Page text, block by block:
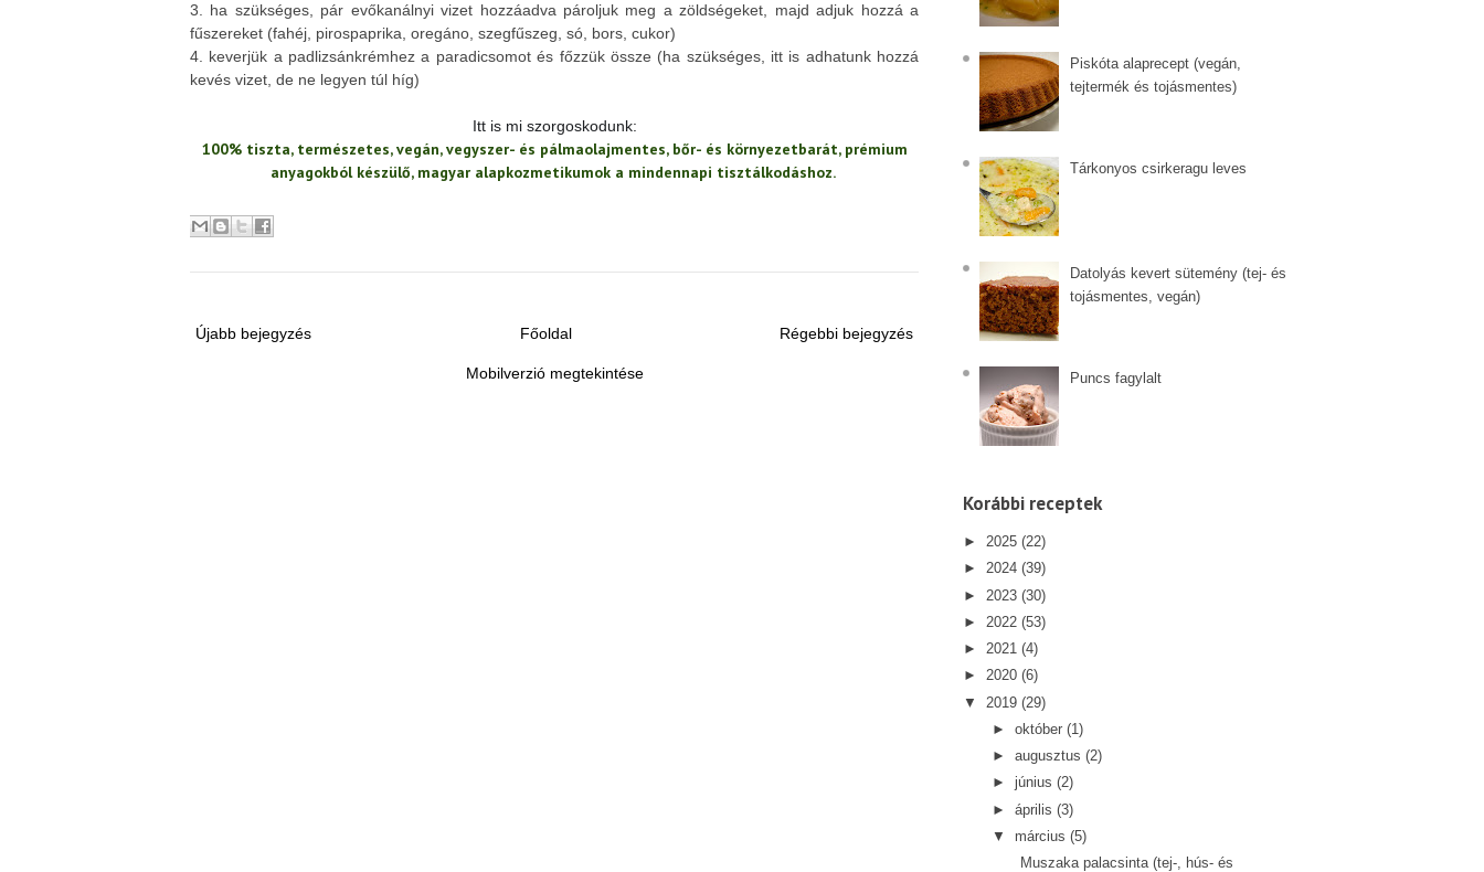
3. ha szükséges, pár evőkanálnyi vizet hozzáadva pároljuk meg a zöldségeket, majd adjuk hozzá a
fűszereket (fahéj, pirospaprika, oregáno, szegfűszeg, só, bors, cukor)
4. keverjük a padlizsánkrémhez a paradicsomot és főzzük össze (ha szükséges, itt is adhatunk hozzá
kevés vizet, de ne legyen túl híg)
Itt is mi szorgoskodunk:
100% tiszta, természetes, vegán, vegyszer- és pálmaolajmentes, bőr- és környezetbarát, prémium
anyagokból készülő, magyar alapkozmetikumok a mindennapi tisztálkodáshoz.
Újabb bejegyzés Régebbi bejegyzés
Főoldal
Mobilverzió megtekintése
Piskóta alaprecept (vegán,
tejtermék és tojásmentes)
Tárkonyos csirkeragu leves
Datolyás kevert sütemény (tej- és
tojásmentes, vegán)
Puncs fagylalt
Korábbi receptek
► 2025 (22)
► 2024 (39)
► 2023 (30)
► 2022 (53)
► 2021 (4)
► 2020 (6)
▼
2019 (29)
► október (1)
► augusztus (2)
► június (2)
► április (3)
▼
március (5)
Muszaka palacsinta (tej-, hús- és